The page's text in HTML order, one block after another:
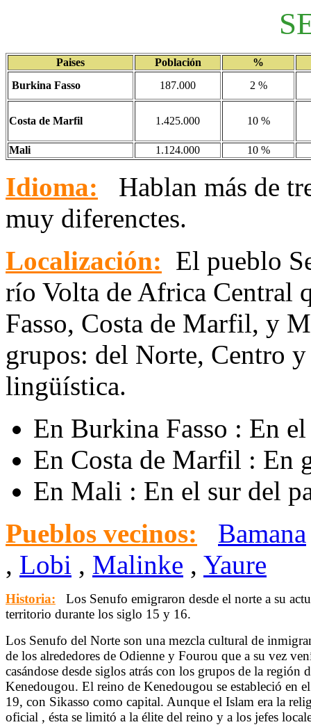
Paises Población
%
Burkina Fasso
187.000 2 %
Costa de Marfil 1.425.000 10 %
Mali 1.124.000 10 %
Idioma:
Hablan más de
muy diferenctes.
Localización: El pueblo
río Volta de Africa Central
Fasso, Costa de Marfil, y
grupos: del Norte, Centro
lingüística.
En Burkina Fasso : En el
En Costa de Marfil : En
En Mali : En el sur del
Pueblos vecinos:
Bamana
, Lobi , Malinke , Yaure
Historia:
Los Senufo emigraron desde el norte a su
territorio durante los siglo 15 y 16.
Los Senufo del Norte son una mezcla cultural de
de los alrededores de Odienne y Fourou que a su vez
casándose desde siglos atrás con los grupos de la región
Kenedougou. El reino de Kenedougou se estableció en
19, con Sikasso como capital. Aunque el Islam era la
oficial , ésta se limitó a la élite del reino y a los jefes